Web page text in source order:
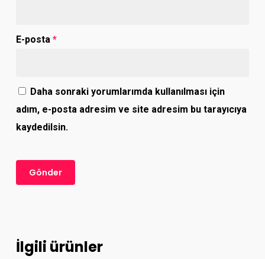
E-posta *
Daha sonraki yorumlarımda kullanılması için
adım, e-posta adresim ve site adresim bu tarayıcıya
kaydedilsin.
İlgili ürünler